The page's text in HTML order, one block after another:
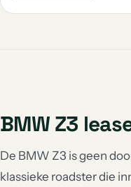
BMW Z3
De BMW Z3 is geen
klassieke roadster die